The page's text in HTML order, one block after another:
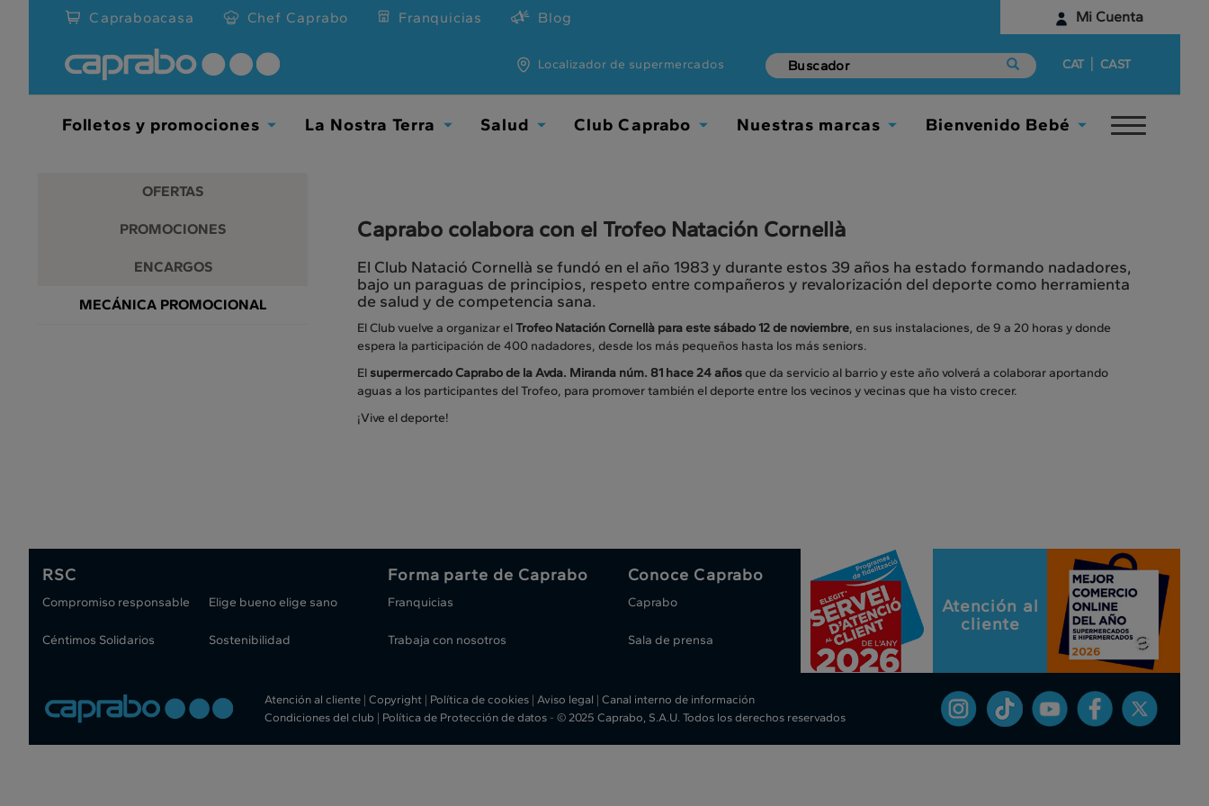
Promociones
descuentos
supermercados
Mi Cuenta
Identifícate
Empieza aquí
Capraboacasa Chef Caprabo Franquicias Blog
Localizador de supermercados CAT | CAST
Folletos y promociones La Nostra Terra Salud Club Caprabo Nuestras marcas Bienvenido Bebé
Toggle
OFERTAS
PROMOCIONES
ENCARGOS
MECÁNICA PROMOCIONAL
Caprabo colabora con el Trofeo Natación Cornellà
El Club Natació Cornellà se fundó en el año 1983 y durante estos 39 años ha estado formando nadadores,
bajo un paraguas de principios, respeto entre compañeros y revalorización del deporte como herramienta
de salud y de competencia sana.
El Club vuelve a organizar elTrofeo Natación Cornellà para este sábado 12 de noviembre, en sus instalaciones, de 9 a 20 horas y donde
espera la participación de 400 nadadores, desde los más pequeños hasta los más seniors.
El supermercado Caprabo de la Avda. Miranda núm. 81 hace 24 añosque da servicio al barrio y este año volverá a colaborar aportando
aguas a los participantes del Trofeo, para promover también el deporte entre los vecinos y vecinas que ha visto crecer.
¡Vive el deporte!
RSC
Compromiso responsable
Céntimos Solidarios
Elige bueno elige sano
Sostenibilidad
Forma parte de Caprabo
Franquicias
Trabaja con nosotros
Conoce Caprabo
Caprabo
Sala de prensa
Atención al
cliente
Atención al cliente | Copyright | Política de cookies | Aviso legal | Canal interno de información
Condiciones del club | Política de Protección de datos - © 2025 Caprabo, S.A.U. Todos los derechos reservados